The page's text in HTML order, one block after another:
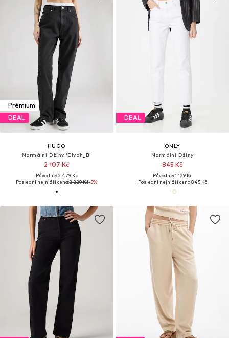
Prémium
DEAL
HUGO
Normální Džíny 'Elyah_B'
2 107 Kč
Původně: 2 479 Kč
Poslední nejnižší cena:2 229 Kč-5%
DEAL
ONLY
Normální Džíny
845 Kč
Původně: 1 129 Kč
Poslední nejnižší cena:845 Kč